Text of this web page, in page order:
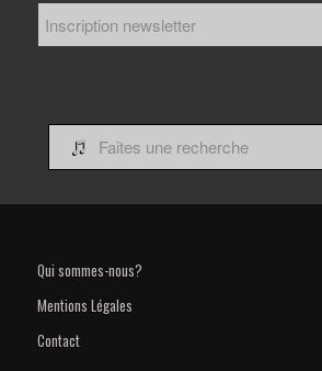

Qui sommes-nous?
Mentions Légales
Contact